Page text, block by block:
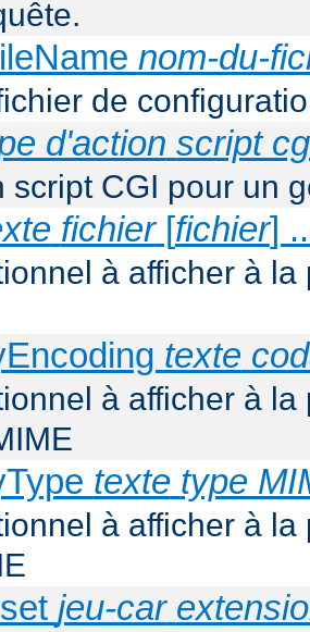
nom-du-
de
d'action script
script CGI pour un
fichier[fichier]
à afficher à
texte
à afficher à
texte type
à afficher à
jeu-car